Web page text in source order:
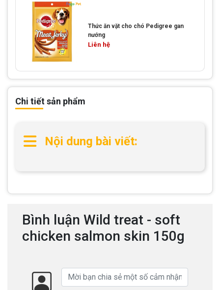
Chi tiết sản phẩm
Nội dung bài viết:
Bình luận Wild treat - soft
chicken salmon skin 150g
Thức ăn vặt cho chó Pedigree gan
nướng
Liên hệ